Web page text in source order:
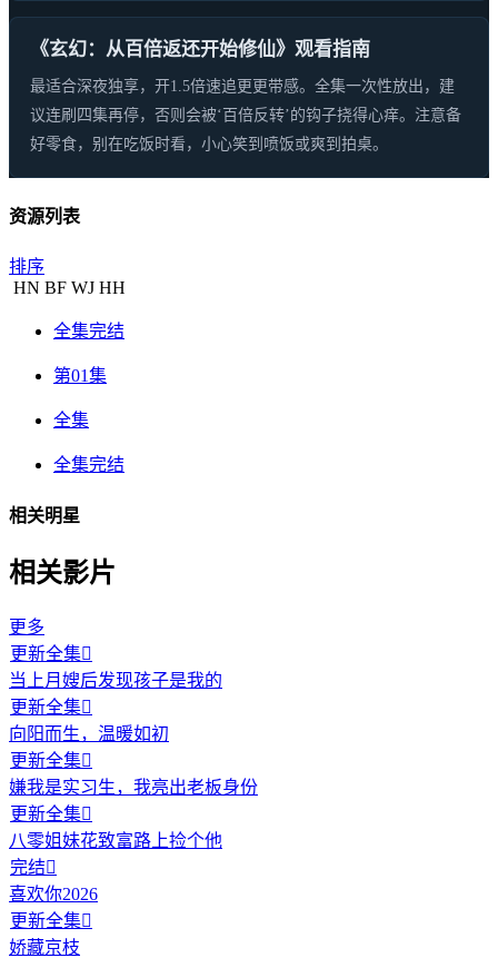
《玄幻：从百倍返还开始修仙》观看指南
最适合深夜独享，开1.5倍速追更更带感。全集一次性放出，建
议连刷四集再停，否则会被‘百倍反转’的钩子挠得心痒。注意备
好零食，别在吃饭时看，小心笑到喷饭或爽到拍桌。
资源列表
排序
HN BF WJ HH
全集完结
第01集
全集
全集完结
相关明星
相关影片
更多
更新全集
当上月嫂后发现孩子是我的
更新全集
向阳而生，温暖如初
更新全集
嫌我是实习生，我亮出老板身份
更新全集
八零姐妹花致富路上捡个他
完结
喜欢你2026
更新全集
娇藏京枝